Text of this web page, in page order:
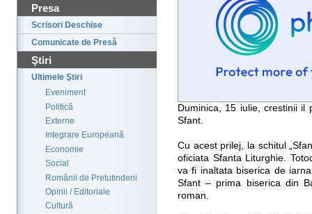
Presa
Scrisori Deschise
Comunicate de Presă
Ştiri
Ultimele Ştiri
Eveniment
Politică
Externe
Integrare Europeană
Economie
Social
Românii de Pretutindeni
Opinii / Editoriale
Cultură
Duminica, 15 iulie, crestinii il
Sfant.
Cu acest prilej, la schitul
oficiata Sfanta Liturghie.
va fi inaltata biserica de
Sfant – prima biserica din
roman.